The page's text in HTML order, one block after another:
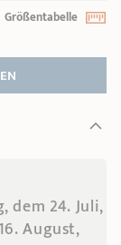
Größentabelle
dem 24. Juli,
August,